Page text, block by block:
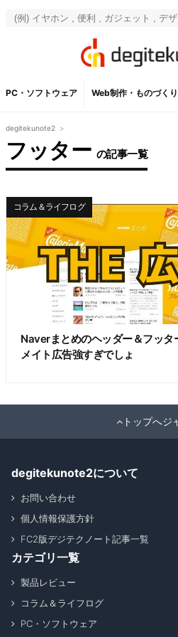
PC・ソフトウェア Web制作・ものづくり
degitekunote2 >
フッター の記事一覧
Naverまとめのヘッダー＆フッタ
メイト広告強すぎでしょ
コラム＆ライフログ
トップへジ
degitekunote2について
お問い合わせ
個人情報保護方針
FC2版デジテクノート記事一覧
カテゴリ一覧
製品レビュー
コラム＆ライフログ
PC・ソフトウェア